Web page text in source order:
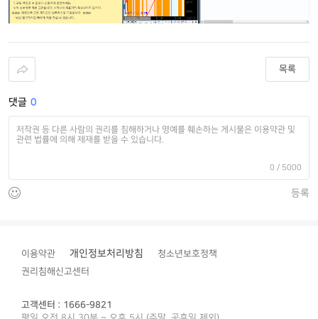
목록
댓글 0
0 / 5000
등록
이용약관 개인정보처리방침
청소년보호정책
권리침해신고센터
고객센터 : 1666-9821